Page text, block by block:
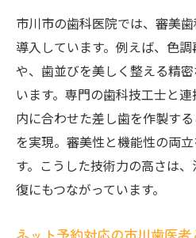
市川市の歯科医院では、審美
導入しています。例えば、色
や、歯並びを美しく整える精
います。専門の歯科技工士と
内に合わせた差し歯を作製す
を実現。審美性と機能性の両
す。こうした技術力の高さは
復にもつながっています。